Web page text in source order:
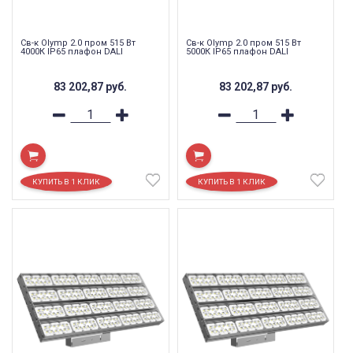
Св-к Olymp 2.0 пром 515 Вт
4000К IP65 плафон DALI
83 202,87 руб.
Св-к Olymp 2.0 пром 515 Вт
5000К IP65 плафон DALI
83 202,87 руб.